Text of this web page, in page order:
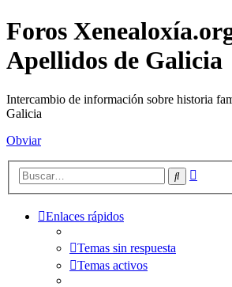
Foros
Apellidos de Galicia
Intercambio de información sobre historia
Galicia
Obviar
Buscar
Enlaces rápidos
Temas sin respuesta
Temas activos